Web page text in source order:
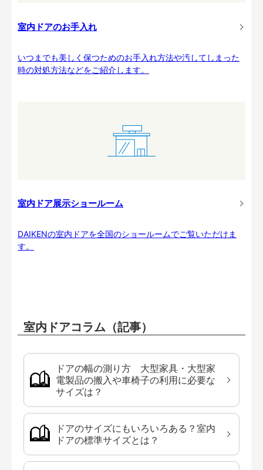
室内ドアのお手入れ
いつまでも美しく保つためのお手入れ方法や汚してしまった
時の対処方法などをご紹介します。
室内ドア展示ショールーム
DAIKENの室内ドアを全国のショールームでご覧いただけま
す。
室内ドアコラム（記事）
ドアの幅の測り方 大型家具・大型家
電製品の搬入や車椅子の利用に必要な
サイズは？
ドアのサイズにもいろいろある？室内
ドアの標準サイズとは？